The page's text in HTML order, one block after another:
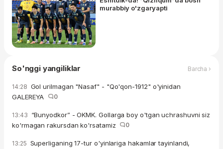
murabbiy o'zgaryapti
So'nggi yangiliklar Barcha ›
14:28 Gol urilmagan "Nasaf" - "Qo'qon-1912" o'yinidan
GALEREYA
0
13:43 “Bunyodkor” - OKMK. Gollarga boy o'tgan uchrashuvni siz
ko'rmagan rakursdan ko'rsatamiz
0
13:25 Superliganing 17-tur o'yinlariga hakamlar tayinlandi,